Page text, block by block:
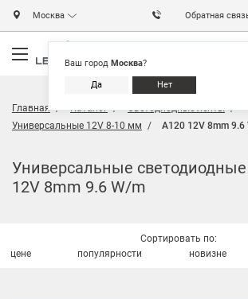
Москва
Ваш город Москва?
Да Нет
Обратная
Главная Каталог
Светодиодные ленты
Универсальные 12V 8-10 мм
A120 12V 8mm 9.6
Универсальные
12V 8mm 9.6 W/m
Сортировать по:
цене
популярности новизне